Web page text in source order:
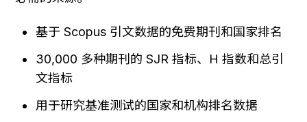
基于 Scopus 引文数据的免费期刊和国家排名
30,000 多种期刊的 SJR 指标、H 指数和总引
文指标
用于研究基准测试的国家和机构排名数据